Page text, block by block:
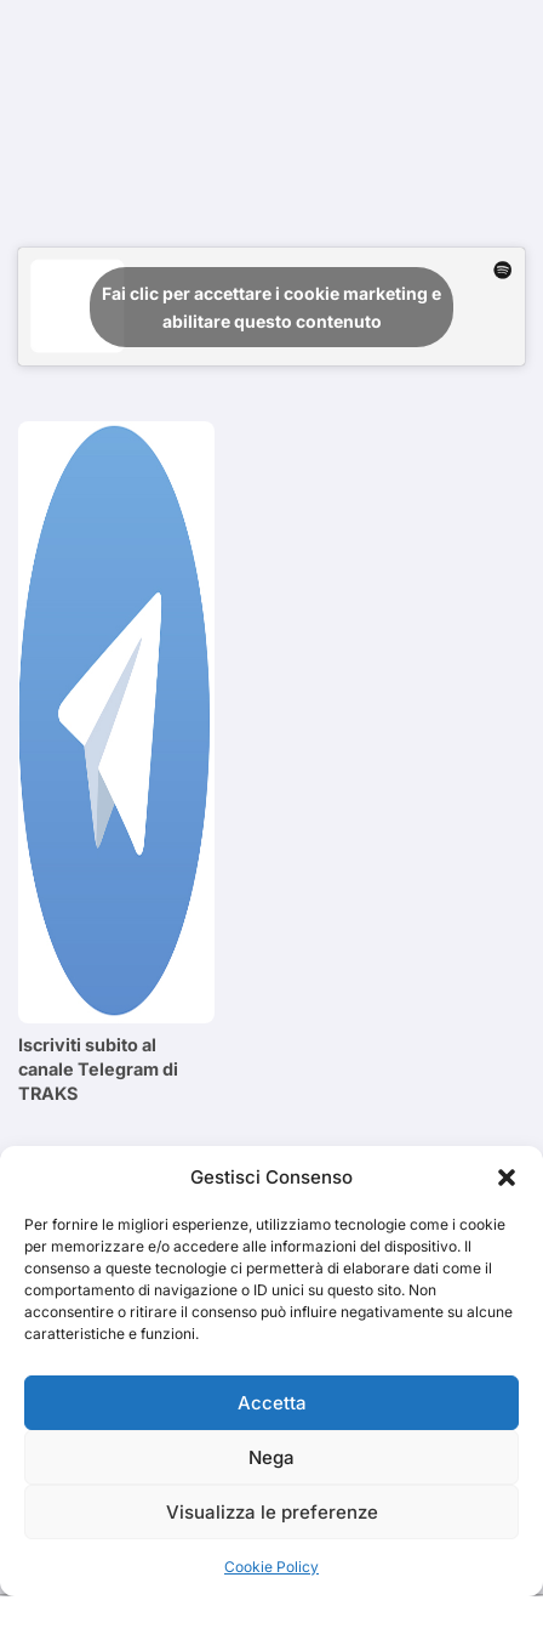
Gestisci Consenso
Per fornire le migliori esperienze, utilizziamo tecnologie come i cookie
per memorizzare e/o accedere alle informazioni del dispositivo. Il
consenso a queste tecnologie ci permetterà di elaborare dati come il
comportamento di navigazione o ID unici su questo sito. Non
acconsentire o ritirare il consenso può influire negativamente su alcune
caratteristiche e funzioni.
Accetta
Nega
Visualizza le preferenze
Cookie Policy
Fai clic per accettare i cookie marketing e
abilitare questo contenuto
Iscriviti subito al
canale Telegram di
TRAKS
Cerca
TRAKS
Dal 2014 musica indipendente ed emergente